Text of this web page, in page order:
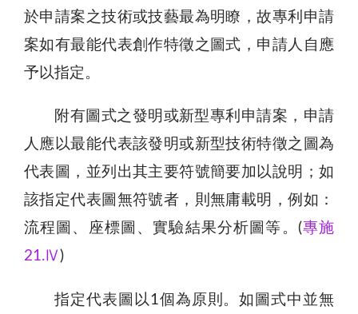
於申請案之技術或技藝最為明瞭，故專利申請
案如有最能代表創作特徵之圖式，申請人自應
予以指定。
附有圖式之發明或新型專利申請案，申請
人應以最能代表該發明或新型技術特徵之圖為
代表圖，並列出其主要符號簡要加以說明；如
該指定代表圖無符號者，則無庸載明，例如：
流程圖、座標圖、實驗結果分析圖等。(專施
21.Ⅳ )
指定代表圖以1個為原則。如圖式中並無